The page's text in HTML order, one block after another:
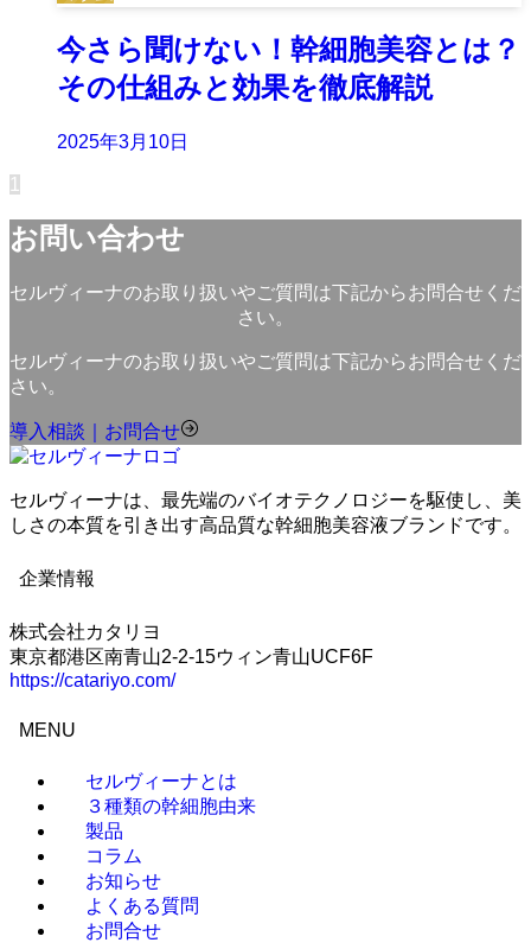
今さら聞けない！幹細胞美容とは？
その仕組みと効果を徹底解説
2025年3月10日
1
お問い合わせ
セルヴィーナのお取り扱いやご質問は下記からお問合せくだ
さい。
セルヴィーナのお取り扱いやご質問は下記からお問合せくだ
さい。
導入相談｜お問合せ
セルヴィーナは、最先端のバイオテクノロジーを駆使し、美
しさの本質を引き出す高品質な幹細胞美容液ブランドです。
企業情報
株式会社カタリヨ
東京都港区南青山2-2-15ウィン青山UCF6F
https://catariyo.com/
MENU
セルヴィーナとは
３種類の幹細胞由来
製品
コラム
お知らせ
よくある質問
お問合せ